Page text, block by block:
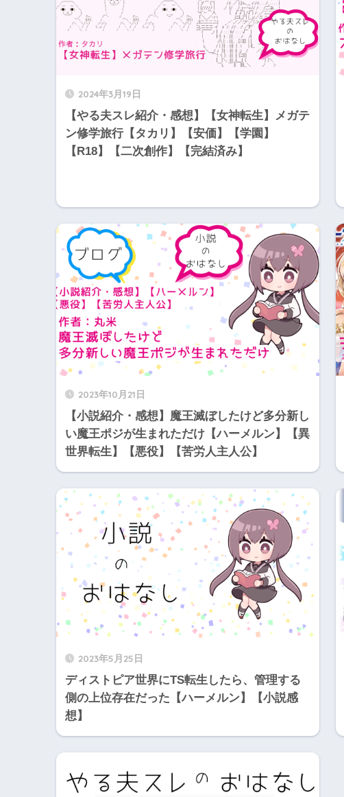
2024年3月19日
【やる夫スレ紹介・感想】【女神転生】メガテ
ン修学旅行【タカリ】【安価】【学園】
【R18】【二次創作】【完結済み】
2023年10月21日
【小説紹介・感想】魔王滅ぼしたけど多分新し
い魔王ポジが生まれただけ【ハーメルン】【異
世界転生】【悪役】【苦労人主人公】
2023年5月25日
ディストピア世界にTS転生したら、管理する
側の上位存在だった【ハーメルン】【小説感
想】